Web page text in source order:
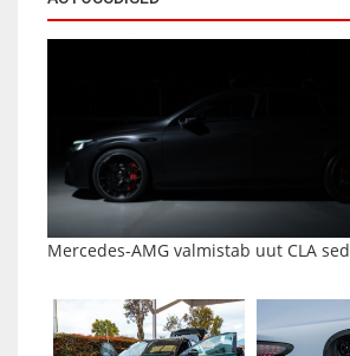
Mercedes-AMG valmistab uut CLA